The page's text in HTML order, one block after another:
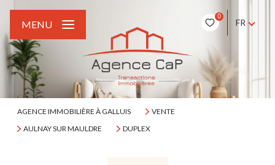
0
FR
MENU
AGENCE IMMOBILIÈRE À GALLUIS
VENTE
AULNAY SUR MAULDRE
DUPLEX